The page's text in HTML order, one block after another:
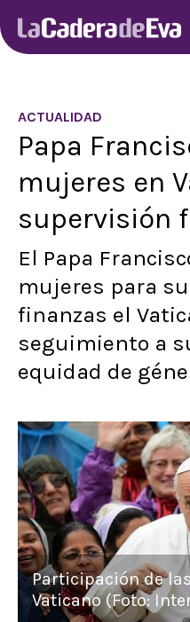
ACTUALIDAD
Papa
mujeres en
supervisión
El Papa
mujeres para
finanzas el
seguimiento a
equidad de
Participación de
Vaticano (Foto: